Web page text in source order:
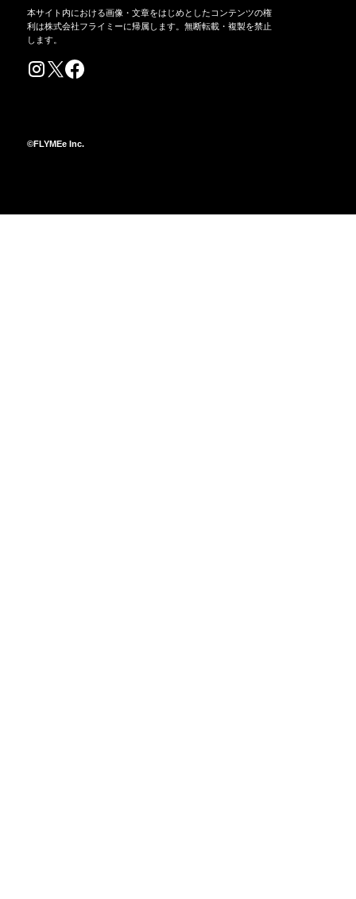
本サイト内における画像・文章をはじめとしたコンテンツの権
利は株式会社フライミーに帰属します。無断転載・複製を禁止
します。
©FLYMEe Inc.